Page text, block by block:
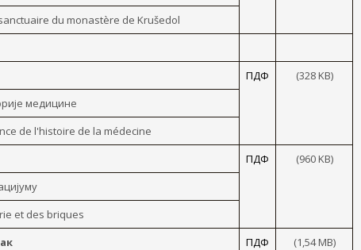
du monastère de Krušedol
ПДФ
(328 KB)
медицине
de l'histoire de la médecine
ПДФ
(960 KB)
et des briques
ПДФ
(1,54 МB)